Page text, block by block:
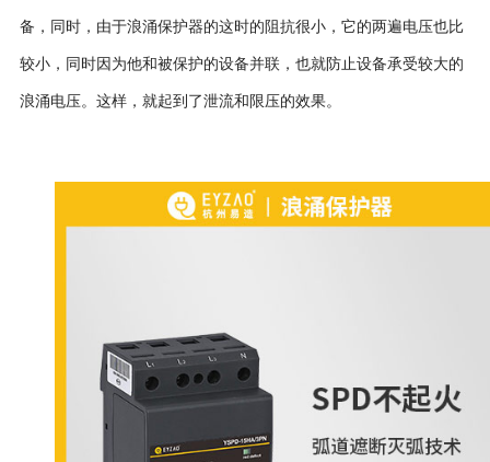
备，同时，由于浪涌保护器的这时的阻抗很小，它的两遍电压也比
较小，同时因为他和被保护的设备并联，也就防止设备承受较大的
浪涌电压。这样，就起到了泄流和限压的效果。